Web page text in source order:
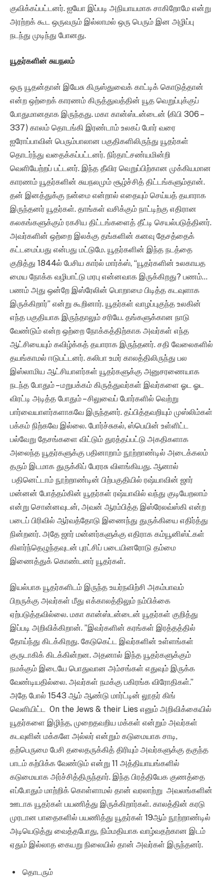
குவிக்கப்பட்டனர். ஐயோ இப்படி அநியாயமாக சாகிறோமே என்று
அரற்றக் கூட ஒருவரும் இல்லாமல் ஒரு பெரும் இன அழிப்பு
நடந்து முடிந்து போனது.
யூதர்களின் சுயநலம்
ஒரு யூதன்தான் இயேசு கிருஸ்துவைக் காட்டிக் கொடுத்தான்
என்ற ஒற்றைக் காரணம் கிருத்துவத்தின் யூத வெறுப்புக்குப்
போதுமானதாக இருந்தது. மகா கான்ஸ்டன்டைன் (கிபி 306 –
337) காலம் தொடங்கி இரண்டாம் உலகப் போர் வரை
ஐரோப்பாவின் பெரும்பாலான பகுதிகளிலிருந்து யூதர்கள்
தொடர்ந்து வதைக்கப்பட்டனர். நிர்தாட்சண்யமின்றி
வெளியேற்றப் பட்டனர். இந்த தீவிர வெறுப்பிற்கான முக்கியமான
காரணம் யூதர்களின் சுயநலமும் சூழ்ச்சித் திட்டங்களும்தான்.
தன் இனத்துக்கு நன்மை என்றால் எதையும் செய்யத் தயாராக
இருந்தனர் யூதர்கள். தாங்கள் வசிக்கும் நாட்டிற்கு எதிரான
கலகங்களுக்கும் ரகசிய திட்டங்களைத் தீட்டி செயல்படுத்தினர்.
அவர்களின் ஒற்றை இலக்கு தங்களின் கனவு தேசத்தைக்
கட்டமைப்பது என்பது மட்டுமே. யூதர்களின் இந்த நடத்தை
குறித்து 1844ல் பேசிய கார்ல் மார்க்ஸ், “யூதர்களின் உலகாயத
மைய நோக்க வழிபாட்டு மரபு என்னவாக இருக்கிறது? பணம்…
பணம் அது ஒன்றே இஸ்ரேலின் பொறாமை பிடித்த கடவுளாக
இருக்கிறார்” என்று கூறினார். யூதர்கள் வாழப்புகுந்த உலகின்
எந்த பகுதியாக இருந்தாலும் சரியே. தங்களுக்கான நாடு
வேண்டும் என்ற ஒற்றை நோக்கத்திற்காக அவர்கள் எந்த
ஆட்சியையும் கவிழ்க்கத் தயாராக இருந்தனர். சதி வேலைகளில்
தயங்காமல் ஈடுபட்டனர். கலிபா உமர் காலத்திலிருந்து பல
இஸ்லாமிய ஆட்சியாளர்கள் யூதர்களுக்கு அனுசரணையாக
நடந்த போதும் – மறுபக்கம் கிருத்துவர்கள் இவர்களை ஓட ஓட
விரட்டி அடித்த போதும் – சிலுவைப் போர்களில் வெற்று
பார்வையாளர்களாகவே இருந்தனர். தப்பித்தவறியும் முஸ்லிம்கள்
பக்கம் நிற்கவே இல்லை. போர்ச்சுகல், ஸ்பெயின் உள்ளிட்ட
பல்வேறு தேசங்களை விட்டும் துரத்தப்பட்டு அகதிகளாக
அலைந்த யூதர்களுக்கு பதினாறாம் நூற்றாண்டில் அடைக்கலம்
தரும் இடமாக துருக்கிப் பேரரசு விளங்கியது. ஆனால்
பதினெட்டாம் நூற்றாண்டின் பிற்பகுதியில் ரஷ்யாவின் ஜார்
மன்னன் போத்தம்கின் யூதர்கள் ரஷ்யாவில் வந்து குடியேறலாம்
என்று சொன்னவுடன், அவன் ஆரம்பித்த இஸ்ரேலவ்ஸ்கி என்ற
படைப் பிரிவில் ஆர்வத்தோடு இணைந்து துருக்கியை எதிர்த்து
நின்றனர். அதே ஜார் மன்னர்களுக்கு எதிராக கம்யூனிஸ்ட்கள்
கிளர்ந்தெழுந்தவுடன் புரட்சிப் படையினரோடு தம்மை
இணைத்துக் கொண்டனர் யூதர்கள்.
இயல்பாக யூதர்களிடம் இருந்த உயர்நவிற்சி அகம்பாவம்
பிறருக்கு அவர்கள் மீது எக்காலத்திலும் நம்பிக்கை
ஏற்படுத்தவில்லை. மகா கான்ஸ்டன்டைன் யூதர்கள் குறித்து
இப்படி அறிவிக்கிறான். ”இவர்களின் கரங்கள் இரத்தத்தில்
தோய்ந்து கிடக்கிறது. கேடுகெட்ட இவர்களின் உள்ளங்கள்
குருடாகிக் கிடக்கின்றன. அதனால் இந்த யூதர்களுக்கும்
நமக்கும் இடையே பொதுவான அம்சங்கள் எதுவும் இருக்க
வேண்டியதில்லை. அவர்கள் நமக்கு பகிரங்க விரோதிகள்.”
அதே போல் 1543 ஆம் ஆண்டு மார்ட்டின் லூதர் கிங்
வெளியிட்ட On the Jews & their Lies எனும் அறிவிக்கையில்
யூதர்களை இழிந்த, முறைதவறிய மக்கள் என்றும் அவர்கள்
கடவுளின் மக்களே அல்லர் என்றும் கடுமையாக சாடி,
தற்பெருமை பேசி தலைதருக்கித் திரியும் அவர்களுக்கு தகுந்த
பாடம் கற்பிக்க வேண்டும் என்று 11 அத்தியாயங்களில்
கடுமையாக அர்ச்சித்திருந்தார். இந்த பிரத்தியேக குணத்தை
எப்போதும் மாற்றிக் கொள்ளாமல் தான் வரலாற்று அவலங்களின்
ஊடாக யூதர்கள் பயணித்து இருக்கிறார்கள். காலத்தின் கரடு
முரடான பாதைகளில் பயணித்து யூதர்கள் 19ஆம் நூற்றாண்டில்
அடியெடுத்து வைத்தபோது, நிம்மதியாக வாழ்வதற்கான இடம்
ஏதும் இல்லாத கையறு நிலையில் தான் அவர்கள் இருந்தனர்.
தொடரும்